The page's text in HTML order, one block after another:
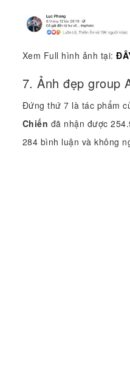
Xem Full hình ảnh tại:
7. Ảnh đẹp group
Đứng thứ 7 là tác phẩm
Chiến đã nhận được
284 bình luận và không